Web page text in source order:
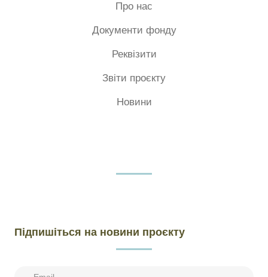
Про нас
Документи фонду
Реквізити
Звіти проєкту
Новини
Підпишіться на новини проєкту